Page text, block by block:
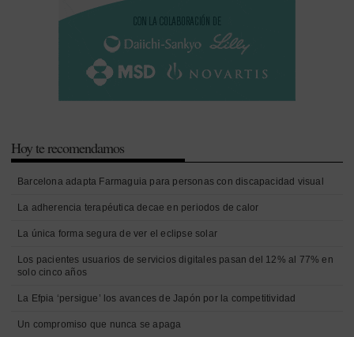
Hoy te recomendamos
Barcelona adapta Farmaguia para personas con discapacidad visual
La adherencia terapéutica decae en periodos de calor
La única forma segura de ver el eclipse solar
Los pacientes usuarios de servicios digitales pasan del 12% al 77% en
solo cinco años
La Efpia ‘persigue’ los avances de Japón por la competitividad
Un compromiso que nunca se apaga